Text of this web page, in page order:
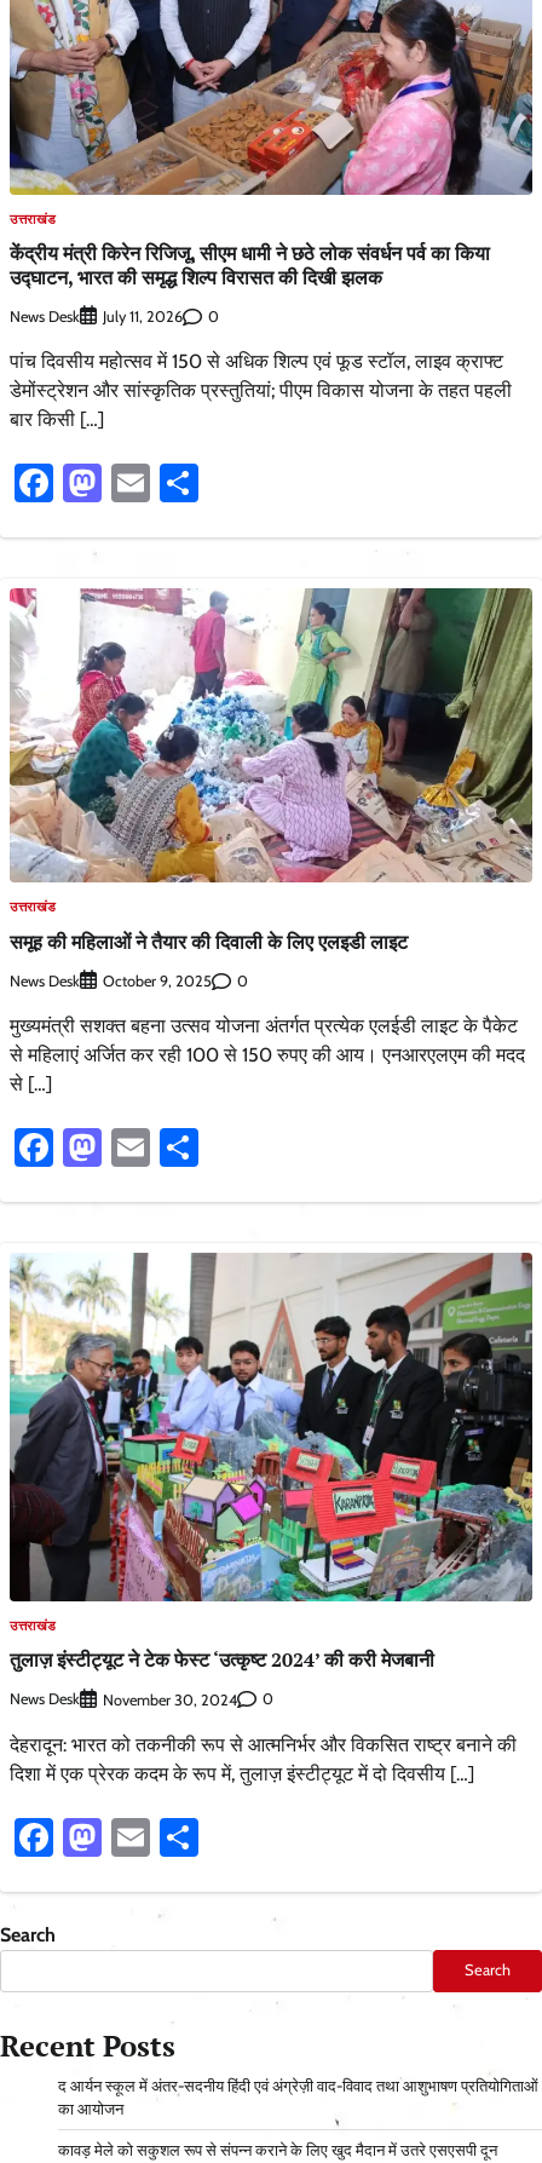
उत्तराखंड
केंद्रीय मंत्री किरेन रिजिजू, सीएम धामी ने छठे लोक संवर्धन पर्व का किया
उद्घाटन, भारत की समृद्ध शिल्प विरासत की दिखी झलक
News Desk July 11, 2026 0
पांच दिवसीय महोत्सव में 150 से अधिक शिल्प एवं फूड स्टॉल, लाइव क्राफ्ट
डेमोंस्ट्रेशन और सांस्कृतिक प्रस्तुतियां; पीएम विकास योजना के तहत पहली
बार किसी […]
Facebook
Mastodon
Email
उत्तराखंड
समूह की महिलाओं ने तैयार की दिवाली के लिए एलइडी लाइट
News Desk October 9, 2025 0
मुख्यमंत्री सशक्त बहना उत्सव योजना अंतर्गत प्रत्येक एलईडी लाइट के पैकेट
से महिलाएं अर्जित कर रही 100 से 150 रुपए की आय। एनआरएलएम की मदद
से […]
Facebook
Mastodon
Email
उत्तराखंड
तुलाज़ इंस्टीट्यूट ने टेक फेस्ट ‘उत्कृष्ट 2024’ की करी मेजबानी
News Desk November 30, 2024 0
देहरादून: भारत को तकनीकी रूप से आत्मनिर्भर और विकसित राष्ट्र बनाने की
दिशा में एक प्रेरक कदम के रूप में, तुलाज़ इंस्टीट्यूट में दो दिवसीय […]
Facebook
Mastodon
Email
Search
Search
Recent Posts
द आर्यन स्कूल में अंतर-सदनीय हिंदी एवं अंग्रेज़ी वाद-विवाद तथा आशुभाषण प्रतियोगिताओं
का आयोजन
कावड़ मेले को सकुशल रूप से संपन्न कराने के लिए खुद मैदान में उतरे एसएसपी दून